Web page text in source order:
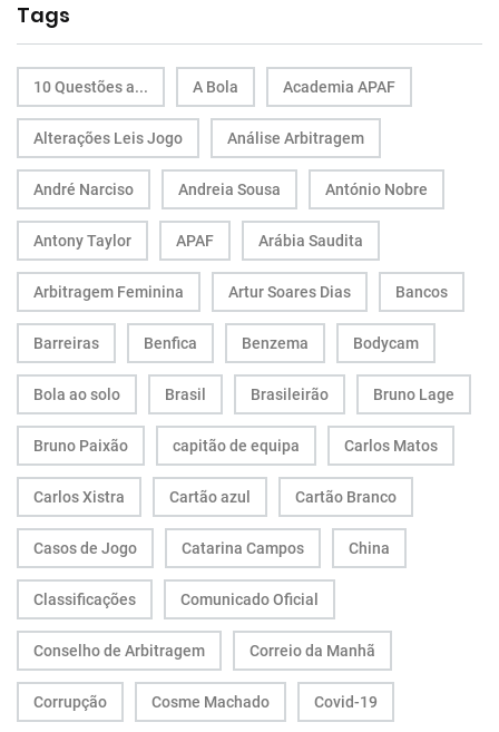
Tags
10 Questões a... A Bola Academia APAF
Alterações Leis Jogo Análise Arbitragem
André Narciso Andreia Sousa António Nobre
Antony Taylor APAF Arábia Saudita
Arbitragem Feminina Artur Soares Dias Bancos
Barreiras Benfica Benzema Bodycam
Bola ao solo Brasil Brasileirão Bruno Lage
Bruno Paixão capitão de equipa Carlos Matos
Carlos Xistra Cartão azul Cartão Branco
Casos de Jogo Catarina Campos China
Classificações Comunicado Oficial
Conselho de Arbitragem Correio da Manhã
Corrupção Cosme Machado Covid-19